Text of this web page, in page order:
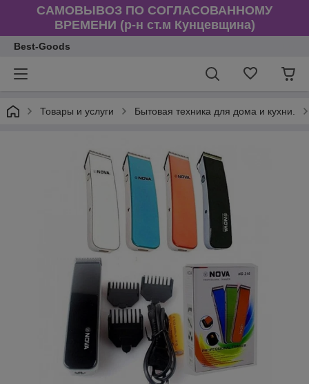
САМОВЫВОЗ ПО СОГЛАСОВАННОМУ
ВРЕМЕНИ (р-н ст.м Кунцевщина)
Best-Goods
Товары и услуги Бытовая техника для дома и кухни.